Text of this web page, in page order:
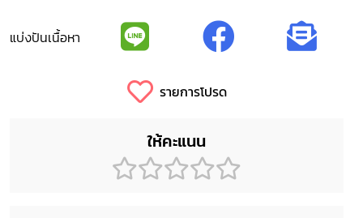
แบ่งปันเนื้อหา
รายการโปรด
ให้คะแนน